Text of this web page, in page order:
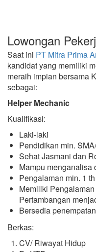
Lowongan
Saat ini PT Mitra Prima
kandidat yang memiliki
meraih impian bersama
sebagai:
Helper Mechanic
Kualifikasi:
Laki-laki
Pendidikan min.
Sehat Jasmani dan
Mampu menganalisa
Pengalaman min. 1
Memiliki
Pertambangan
Bersedia
Berkas:
CV/ Riwayat Hidup